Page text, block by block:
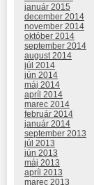
január 2015
december 2014
november 2014
október 2014
september 2014
august 2014
júl 2014
jún 2014
máj 2014
apríl 2014
marec 2014
február 2014
január 2014
september 2013
júl 2013
jún 2013
máj 2013
apríl 2013
marec 2013